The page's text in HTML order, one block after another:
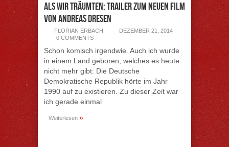
Als wir träumten: Trailer zum neuen Film
von Andreas Dresen
FLORIAN ERBACH
DEZEMBER 21, 2014
0 COMMENTS
Schon komisch irgendwie. Auch ich wurde
in einem Land geboren, welches es heute
nicht mehr gibt: Die Deutsche
Demokratische Republik hörte im Jahr
1990 auf zu existieren. Zu dieser Zeit war
ich gerade einmal
Weiterlesen »